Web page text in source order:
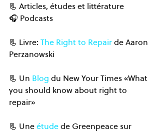
📃 Articles, études et littérature
🎧 Podcasts
📃 Livre: The Right to Repair de Aaron
Perzanowski
📃 Un Blog du New Your Times «What
you should know about right to
repair»
📃 Une étude de Greenpeace sur